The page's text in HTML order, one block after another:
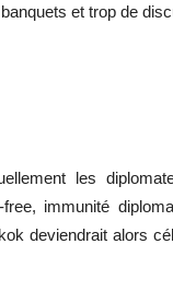
et trop de
les
immunité
deviendrait alors